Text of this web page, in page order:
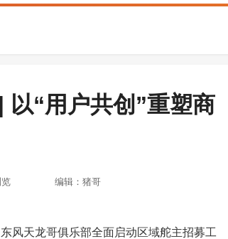
“用户共创”重塑商
编辑：猪哥
风天龙哥俱乐部全面启动区域舵主招募工